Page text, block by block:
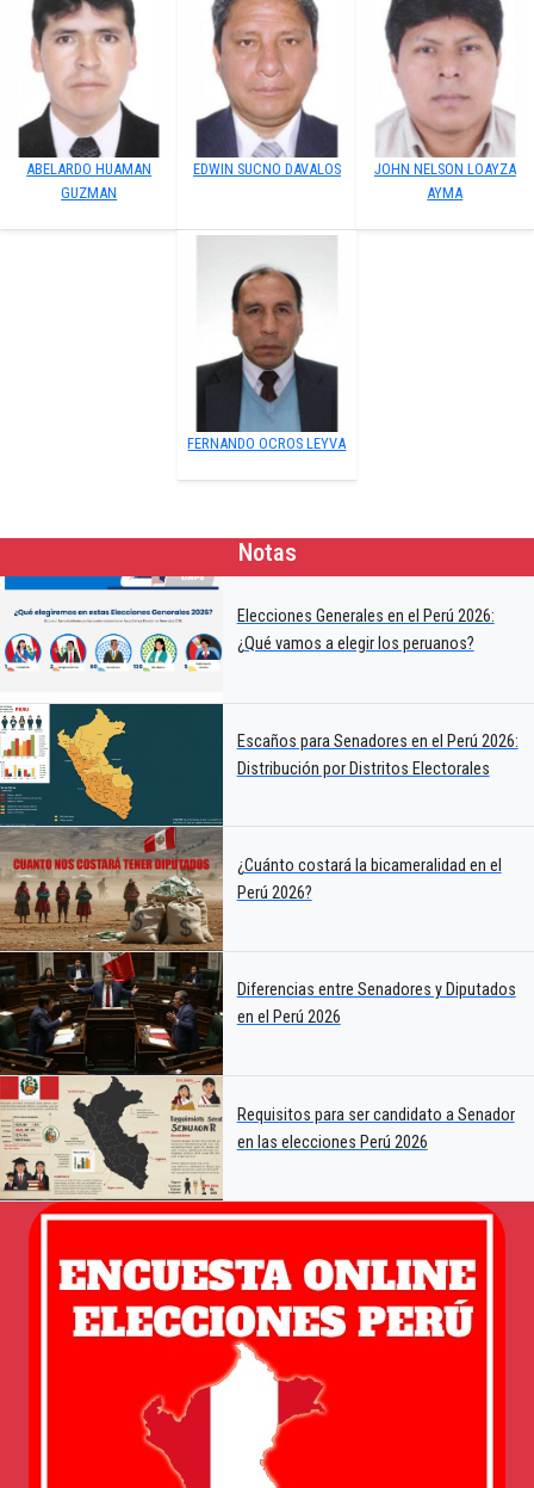
ABELARDO HUAMAN
GUZMAN
EDWIN SUCNO DAVALOS
JOHN NELSON LOAYZA
AYMA
FERNANDO OCROS LEYVA
Notas
Elecciones Generales en el Perú 2026:
¿Qué vamos a elegir los peruanos?
Escaños para Senadores en el Perú 2026:
Distribución por Distritos Electorales
¿Cuánto costará la bicameralidad en el
Perú 2026?
Diferencias entre Senadores y Diputados
en el Perú 2026
Requisitos para ser candidato a Senador
en las elecciones Perú 2026